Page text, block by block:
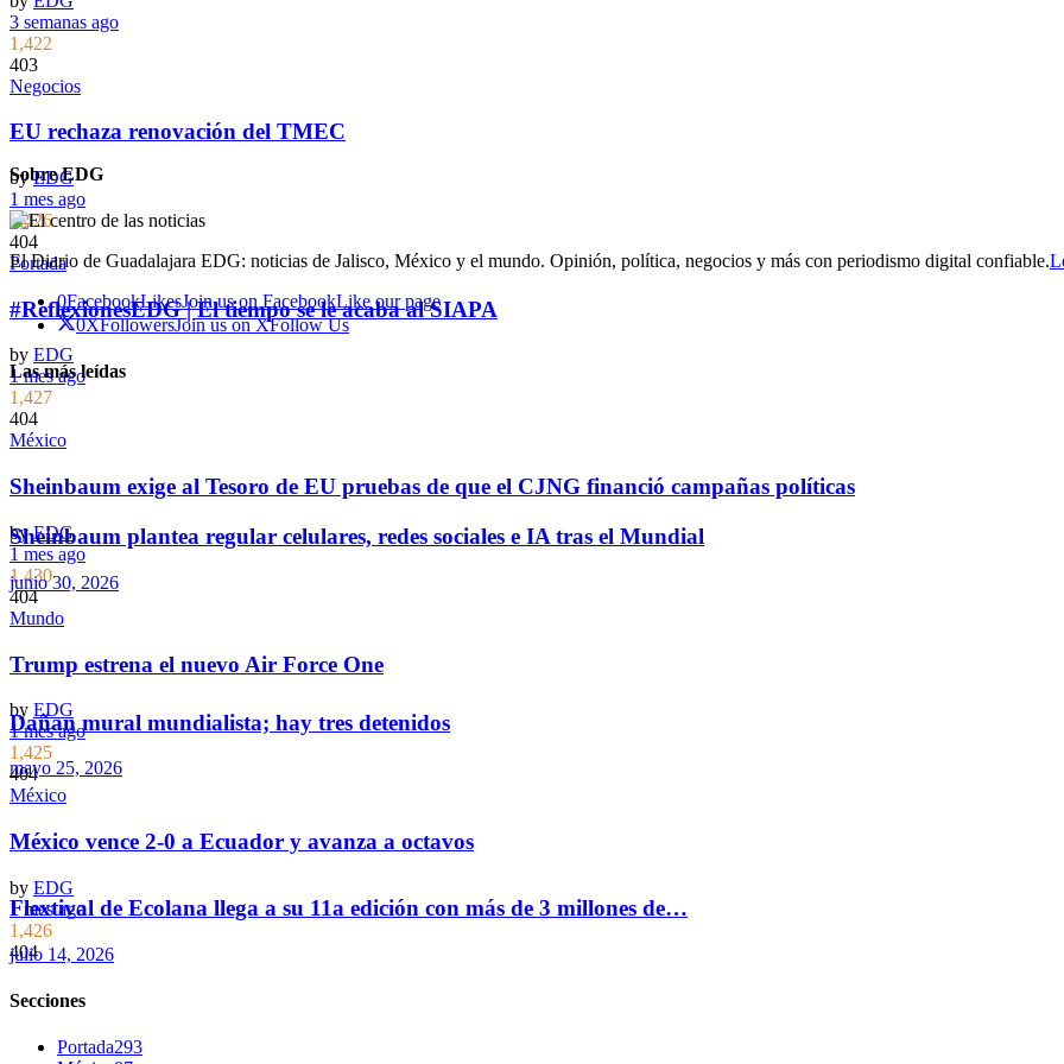
3 semanas ago
1,422
403
Negocios
EU rechaza renovación del TMEC
byEDG
1 mes ago
1,426
404
Portada
#ReflexionesEDG | El tiempo se le acaba al SIAPA
by EDG
1 mes ago
1,427
404
México
Sheinbaum exige al Tesoro de EU pruebas de que el CJNG financió campañas políticas
byEDG
1 mes ago
1,430
404
Mundo
Trump estrena el nuevo Air Force One
by EDG
1 mes ago
1,425
404
México
México vence 2-0 a Ecuador y avanza a octavos
by EDG
1 mes ago
1,426
404
Sobre EDG
El Diario de Guadalajara EDG: noticias de Jalisco, México y el mundo. Opinión, política, negocios y más con periodismo digital confiable.
0FacebookLikesJoin us on FacebookLike our page
0XFollowersJoin us on XFollow Us
Las más leídas
Sheinbaum plantea regular celulares, redes sociales e IA tras el Mundial
junio 30, 2026
Dañan mural mundialista; hay tres detenidos
mayo 25, 2026
Flextival de Ecolana llega a su 11a edición con más de 3 millones de…
julio 14, 2026
Secciones
Portada293